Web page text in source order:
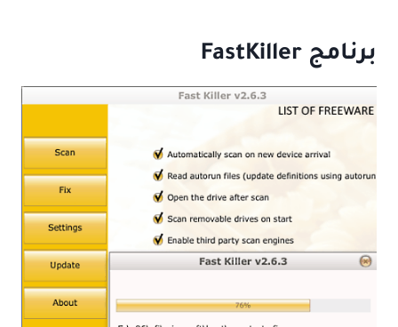
برنامج FastKiller